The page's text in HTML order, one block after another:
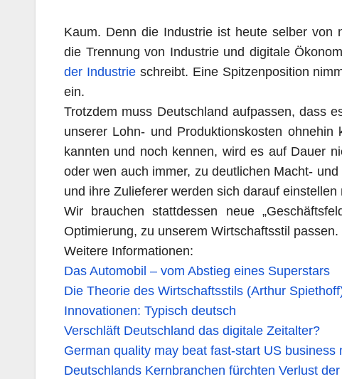
Kaum. Denn die Industrie ist heute selber von
die Trennung von Industrie und digitale
der Industrieschreibt. Eine Spitzenposition
ein.
Trotzdem muss Deutschland aufpassen, dass
unserer Lohn- und Produktionskosten
kannten und noch kennen, wird es auf Dauer
oder wen auch immer, zu deutlichen Macht-
und ihre Zulieferer werden sich darauf einstellen
Wir brauchen stattdessen neue
Optimierung, zu unserem Wirtschaftsstil
Weitere Informationen:
Das Automobil – vom Abstieg eines Superstars
Die Theorie des Wirtschaftsstils (Arthur
Innovationen: Typisch deutsch
Verschläft Deutschland das digitale Zeitalter?
German quality may beat fast-start US business
Deutschlands Kernbranchen fürchten Verlust